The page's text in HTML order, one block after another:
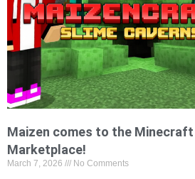
Maizen comes to the Minecraft
Marketplace!
March 7, 2026 No Comments